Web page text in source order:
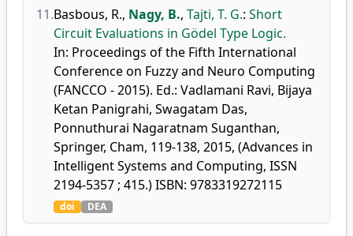
11.Basbous, R., Nagy, B., Tajti, T. G.: Short
Circuit Evaluations in Gödel Type Logic.
In: Proceedings of the Fifth International
Conference on Fuzzy and Neuro Computing
(FANCCO - 2015). Ed.: Vadlamani Ravi, Bijaya
Ketan Panigrahi, Swagatam Das,
Ponnuthurai Nagaratnam Suganthan,
Springer, Cham, 119-138, 2015, (Advances in
Intelligent Systems and Computing, ISSN
2194-5357 ; 415.) ISBN: 9783319272115
doi DEA